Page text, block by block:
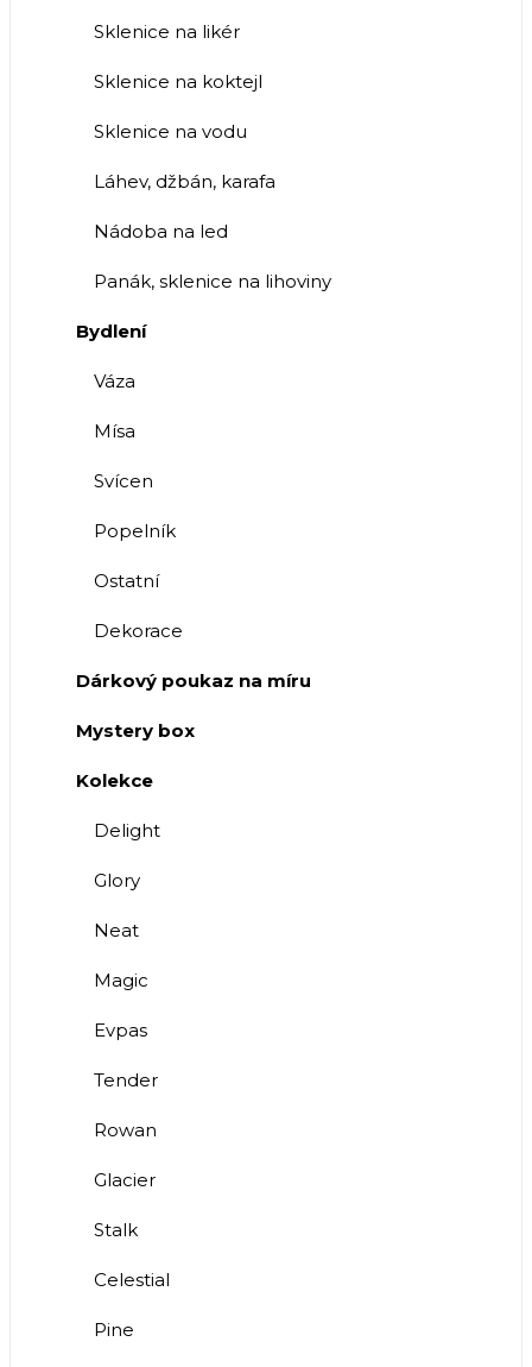
Sklenice na likér
Sklenice na koktejl
Sklenice na vodu
Láhev, džbán, karafa
Nádoba na led
Panák, sklenice na lihoviny
Bydlení
Váza
Mísa
Svícen
Popelník
Ostatní
Dekorace
Dárkový poukaz na míru
Mystery box
Kolekce
Delight
Glory
Neat
Magic
Evpas
Tender
Rowan
Glacier
Stalk
Celestial
Pine